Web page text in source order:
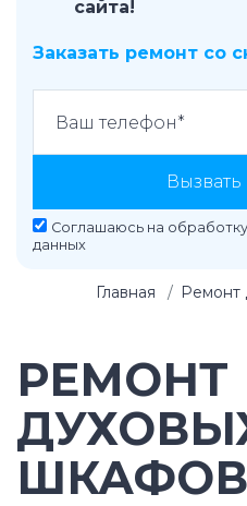
сайта!
Заказать ремонт со
Вызвать
Соглашаюсь на обработку
данных
Главная Ремонт
РЕМОНТ
ШКАФОВ